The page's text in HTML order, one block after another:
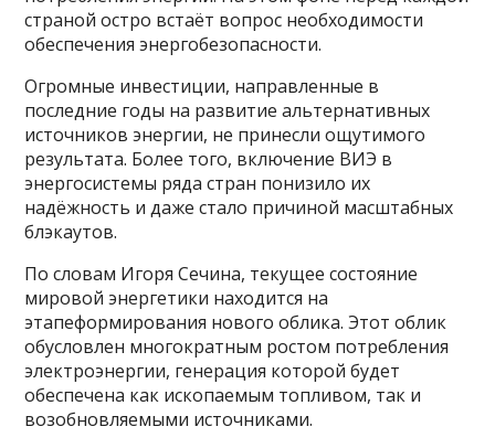
страной остро встаёт вопрос необходимости
обеспечения энергобезопасности.
Огромные инвестиции, направленные в
последние годы на развитие альтернативных
источников энергии, не принесли ощутимого
результата. Более того, включение ВИЭ в
энергосистемы ряда стран понизило их
надёжность и даже стало причиной масштабных
блэкаутов.
По словам Игоря Сечина, текущее состояние
мировой энергетики находится на
этапеформирования нового облика. Этот облик
обусловлен многократным ростом потребления
электроэнергии, генерация которой будет
обеспечена как ископаемым топливом, так и
возобновляемыми источниками.